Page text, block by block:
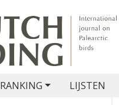
RANKING LIJSTEN